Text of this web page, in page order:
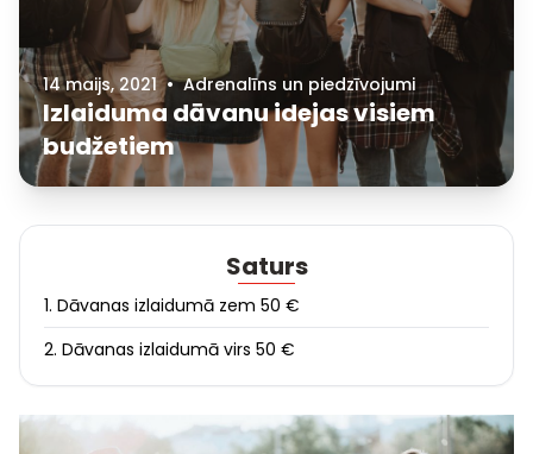
14 maijs, 2021 • Adrenalīns un piedzīvojumi
Izlaiduma dāvanu idejas visiem
budžetiem
Saturs
1. Dāvanas izlaidumā zem 50 €
2. Dāvanas izlaidumā virs 50 €